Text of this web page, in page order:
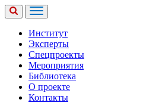
Институт
Эксперты
Спецпроекты
Мероприятия
Библиотека
О проекте
Контакты